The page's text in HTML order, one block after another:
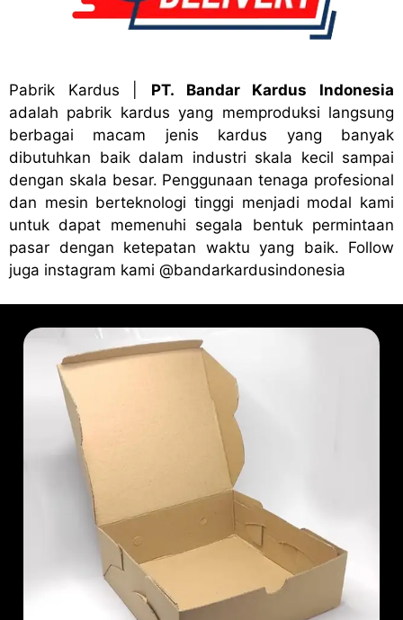
Pabrik Kardus
PT. Bandar Kardus Indonesia
adalah pabrik kardus yang memproduksi langsung
berbagai macam jenis kardus yang banyak
dibutuhkan baik dalam industri skala kecil sampai
dengan skala besar. Penggunaan tenaga profesional
dan mesin berteknologi tinggi menjadi modal kami
untuk dapat memenuhi segala bentuk permintaan
pasar dengan ketepatan waktu yang baik. Follow
juga instagram kami @bandarkardusindonesia